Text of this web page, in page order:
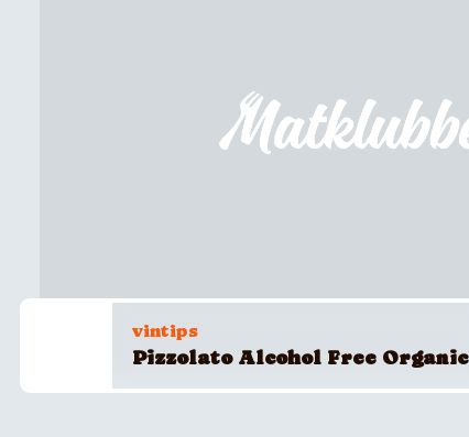
vintips
Pizzolato Alcohol Free Organic